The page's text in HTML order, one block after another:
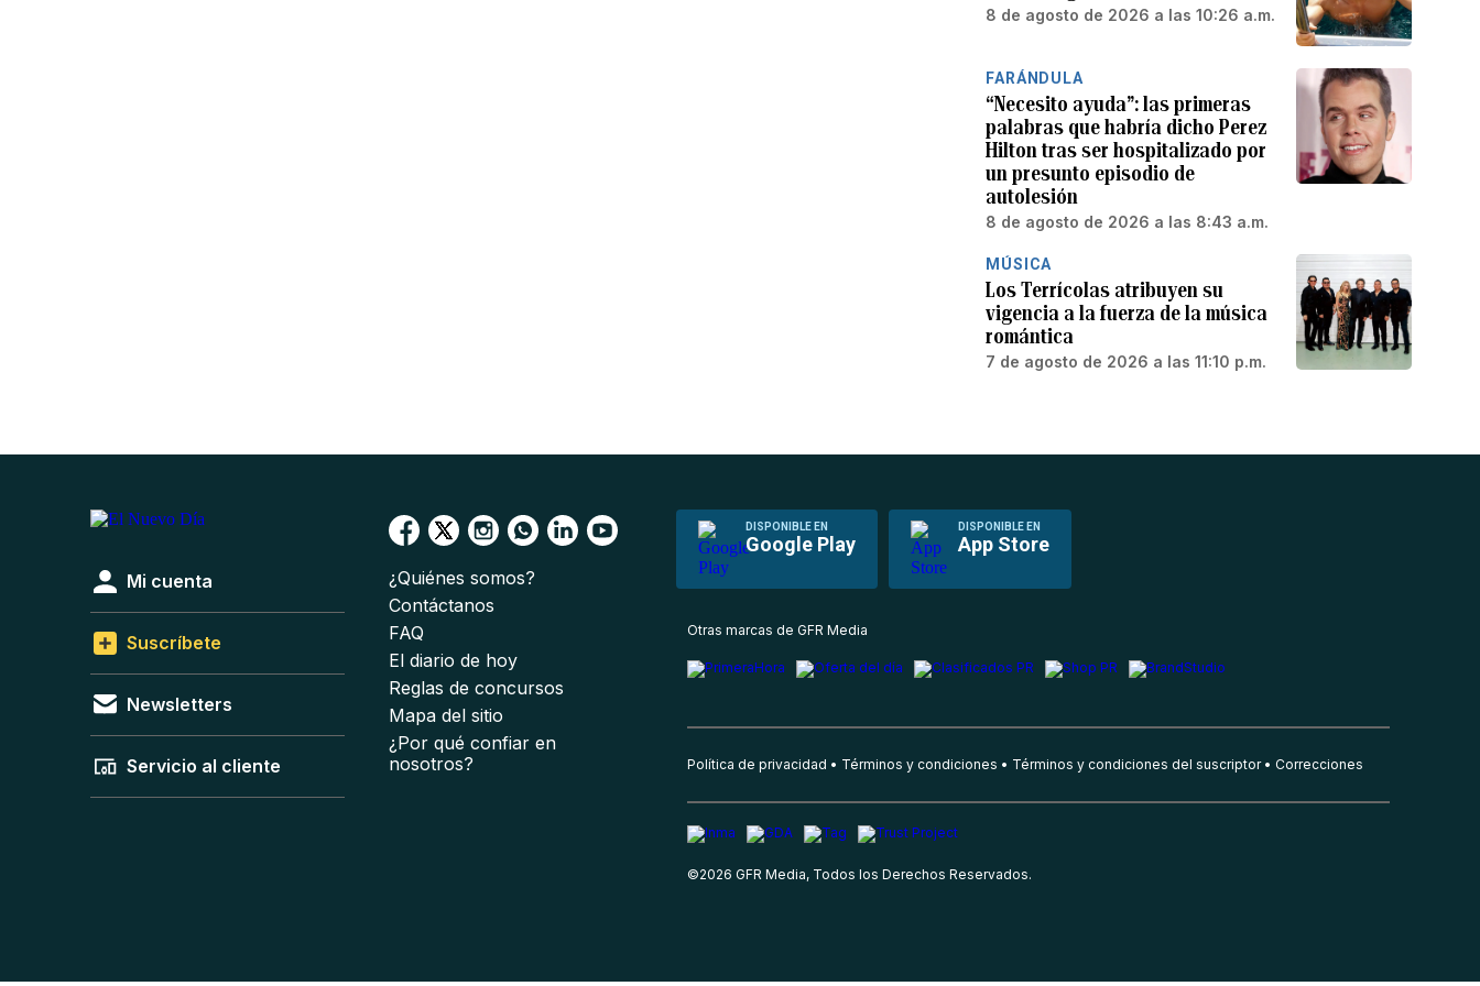
8 de agosto de 2026 a las 10:26 a.m.
FARÁNDULA
“Necesito ayuda”: las primeras
palabras que habría dicho Perez
Hilton tras ser hospitalizado por
un presunto episodio de
autolesión
8 de agosto de 2026 a las 8:43 a.m.
MÚSICA
Los Terrícolas atribuyen su
vigencia a la fuerza de la música
romántica
7 de agosto de 2026 a las 11:10 p.m.
DISPONIBLE EN
Google Play
DISPONIBLE EN
App Store
Mi cuenta
Suscríbete
Newsletters
Servicio al cliente
¿Quiénes somos?
Contáctanos
FAQ
El diario de hoy
Reglas de concursos
Mapa del sitio
¿Por qué confiar en
nosotros?
Otras marcas de GFR Media
Política de privacidad Términos y condiciones Términos y condiciones del suscriptor Correcciones
©2026 GFR Media, Todos los Derechos Reservados.